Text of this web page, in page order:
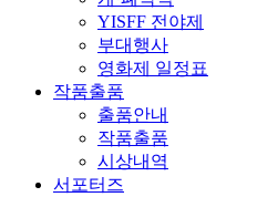
YISFF 전야제
부대행사
영화제 일정표
작품출품
출품안내
작품출품
시상내역
서포터즈